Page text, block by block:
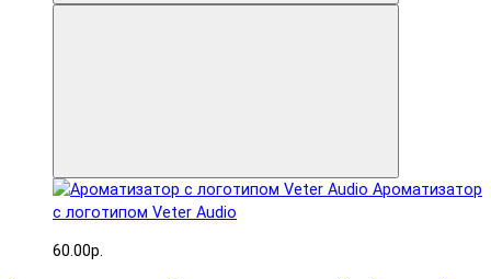
Ароматизатор
с логотипом Veter Audio
60.00р.